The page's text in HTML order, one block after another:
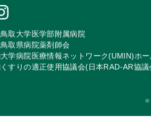
鳥取大学医学部附属病院
鳥取県病院薬剤師会
大学病院医療情報ネットワーク(UMIN)ホ
くすりの適正使用協議会(日本RAD-AR協議
©